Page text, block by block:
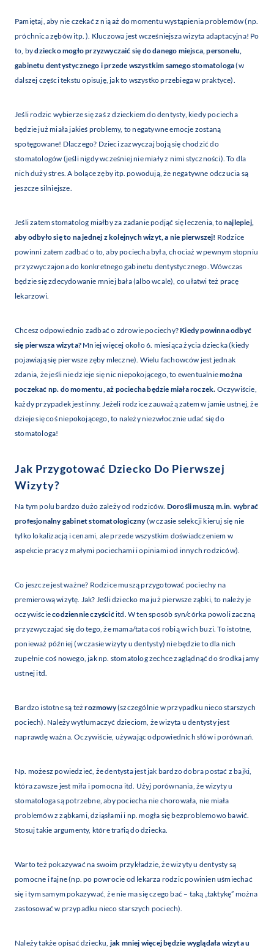
Pamiętaj, aby nie czekać z nią aż do momentu wystąpienia problemów (np.
próchnica zębów itp. ). Kluczowa jest wcześniejsza wizyta adaptacyjna! Po
to, bydziecko mogło przyzwyczaić się do danego miejsca, personelu,
gabinetu dentystycznego i przede wszystkim samego stomatologa(w
dalszej części tekstu opisuję, jak to wszystko przebiega w praktyce).
Jeśli rodzic wybierze się zaś z dzieckiem do dentysty, kiedy pociecha
będzie już miała jakieś problemy, to negatywne emocje zostaną
spotęgowane! Dlaczego? Dzieci zazwyczaj boją się chodzić do
stomatologów (jeśli nigdy wcześniej nie miały z nimi styczności). To dla
nich duży stres. A bolące zęby itp. powodują, że negatywne odczucia są
jeszcze silniejsze.
Jeśli zatem stomatolog miałby za zadanie podjąć się leczenia, tonajlepiej,
aby odbyło się to na jednej z kolejnych wizyt, a nie pierwszej! Rodzice
powinni zatem zadbać o to, aby pociecha była, chociaż w pewnym stopniu
przyzwyczajona do konkretnego gabinetu dentystycznego. Wówczas
będzie się zdecydowanie mniej bała (albo wcale), co ułatwi też pracę
lekarzowi.
Chcesz odpowiednio zadbać o zdrowie pociechy? Kiedy powinna odbyć
się pierwsza wizyta? Mniej więcej około 6. miesiąca życia dziecka (kiedy
pojawiają się pierwsze zęby mleczne). Wielu fachowców jest jednak
zdania, że jeśli nie dzieje się nic niepokojącego, to ewentualniemożna
poczekać np. do momentu, aż pociecha będzie miała roczek. Oczywiście,
każdy przypadek jest inny. Jeżeli rodzice zauważą zatem w jamie ustnej, że
dzieje się coś niepokojącego, to należy niezwłocznie udać się do
stomatologa!
Jak Przygotować Dziecko Do Pierwszej
Wizyty?
Na tym polu bardzo dużo zależy od rodziców. Dorośli muszą m.in. wybrać
profesjonalny gabinet stomatologiczny(w czasie selekcji kieruj się nie
tylko lokalizacją i cenami, ale przede wszystkim doświadczeniem w
aspekcie pracy z małymi pociechami i opiniami od innych rodziców).
Co jeszcze jest ważne? Rodzice muszą przygotować pociechy na
premierową wizytę. Jak? Jeśli dziecko ma już pierwsze ząbki, to należy je
oczywiściecodziennie czyścićitd. W ten sposób syn/córka powoli zaczną
przyzwyczajać się do tego, że mama/tata coś robią w ich buzi. To istotne,
ponieważ później (w czasie wizyty u dentysty) nie będzie to dla nich
zupełnie coś nowego, jak np. stomatolog zechce zaglądnąć do środka jamy
ustnej itd.
Bardzo istotne są teżrozmowy(szczególnie w przypadku nieco starszych
pociech). Należy wytłumaczyć dzieciom, że wizyta u dentysty jest
naprawdę ważna. Oczywiście, używając odpowiednich słów i porównań.
Np. możesz powiedzieć, żedentysta jest jak bardzo dobra postać z bajki,
która zawsze jest miła i pomocna itd. Użyj porównania, że wizyty u
stomatologa są potrzebne, aby pociecha nie chorowała, nie miała
problemów z ząbkami, dziąsłami i np. mogła się bezproblemowo bawić.
Stosuj takie argumenty, które trafią do dziecka.
Warto też pokazywać na swoim przykładzie, że wizyty u dentysty są
pomocne i fajne (np. po powrocie od lekarza rodzic powinien uśmiechać
się i tym samym pokazywać, że nie ma się czego bać – taką „taktykę” można
zastosować w przypadku nieco starszych pociech).
Należy także opisać dziecku, jak mniej więcej będzie wyglądała wizyta u